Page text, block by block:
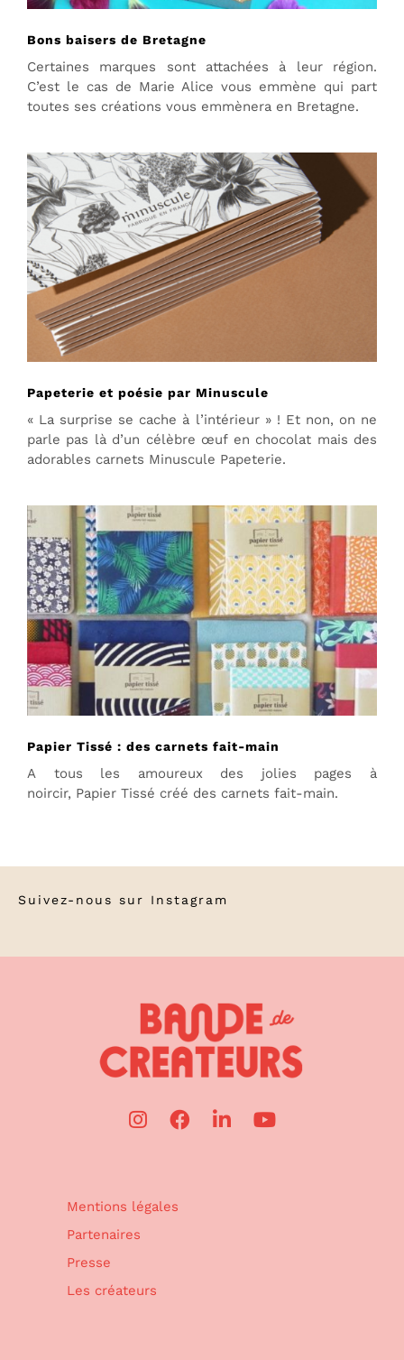
Bons baisers de Bretagne
Certaines marques sont attachées à leur région.
C’est le cas de Marie Alice vous emmène qui part
toutes ses créations vous emmènera en Bretagne.
Papeterie et poésie par Minuscule
« La surprise se cache à l’intérieur » ! Et non, on ne
parle pas là d’un célèbre œuf en chocolat mais des
adorables carnets Minuscule Papeterie.
Papier Tissé : des carnets fait-main
A tous les amoureux des jolies pages à
noircir, Papier Tissé créé des carnets fait-main.
Suivez-nous sur Instagram
Mentions légales
Partenaires
Presse
Les créateurs